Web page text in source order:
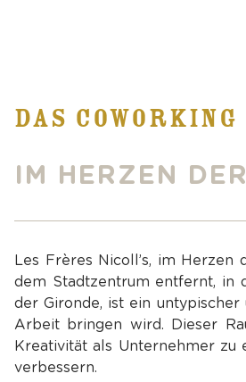
DAS COWORKING
IM HERZEN
Les Frères Nicoll’s, im Herzen
dem Stadtzentrum entfernt, in
der Gironde, ist ein
Arbeit bringen wird. Dieser
Kreativität als Unternehmer
verbessern.